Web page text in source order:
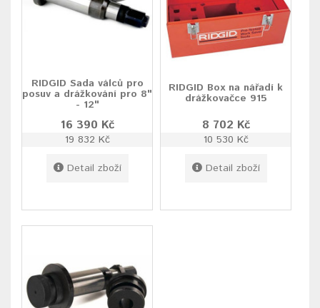
RIDGID Sada válců pro
posuv a drážkování pro 8"
- 12"
16 390 Kč
19 832 Kč
Detail zboží
RIDGID Box na nářadí k
drážkovačce 915
8 702 Kč
10 530 Kč
Detail zboží